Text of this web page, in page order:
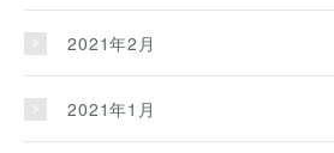
2021年2月
2021年1月